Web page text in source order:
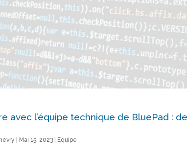
avec l’équipe technique de BluePad :
Mai 15, 2023 Equipe